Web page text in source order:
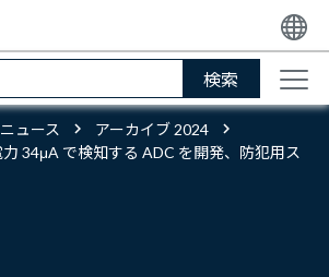
検索
ニュース
アーカイブ 2024
34μA で検知する ADC を開発、防犯用ス